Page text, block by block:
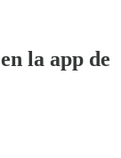
la app de